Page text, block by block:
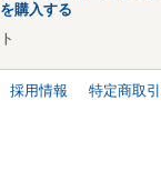
購入する
採用情報
特定商取